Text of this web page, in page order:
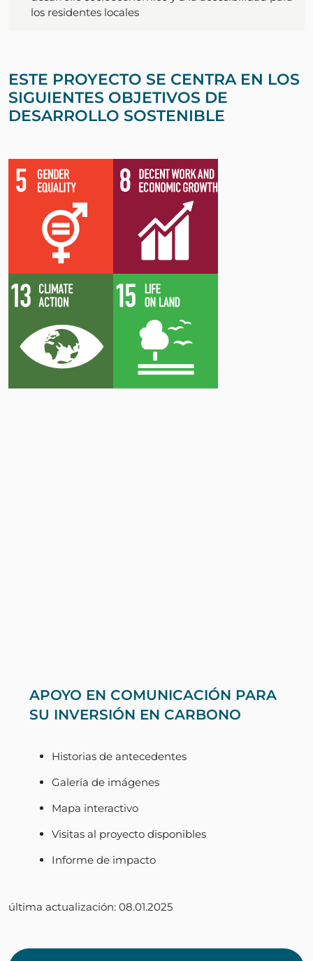
los residentes locales
ESTE PROYECTO SE CENTRA EN LOS
SIGUIENTES OBJETIVOS DE
DESARROLLO SOSTENIBLE
APOYO EN COMUNICACIÓN PARA
SU INVERSIÓN EN CARBONO
Historias de antecedentes
Galería de imágenes
Mapa interactivo
Visitas al proyecto disponibles
Informe de impacto
última actualización: 08.01.2025